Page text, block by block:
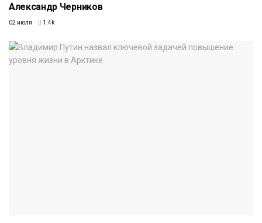
Александр Черников
02 июля 1.4k